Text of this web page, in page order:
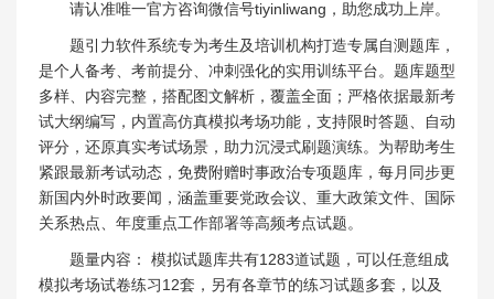
请认准唯一官方咨询微信号tiyinliwang，助您成功上岸。
题引力软件系统专为考生及培训机构打造专属自测题库，
是个人备考、考前提分、冲刺强化的实用训练平台。题库题型
多样、内容完整，搭配图文解析，覆盖全面；严格依据最新考
试大纲编写，内置高仿真模拟考场功能，支持限时答题、自动
评分，还原真实考试场景，助力沉浸式刷题演练。为帮助考生
紧跟最新考试动态，免费附赠时事政治专项题库，每月同步更
新国内外时政要闻，涵盖重要党政会议、重大政策文件、国际
关系热点、年度重点工作部署等高频考点试题。
题量内容： 模拟试题库共有1283道试题，可以任意组成
模拟考场试卷练习12套，另有各章节的练习试题多套，以及